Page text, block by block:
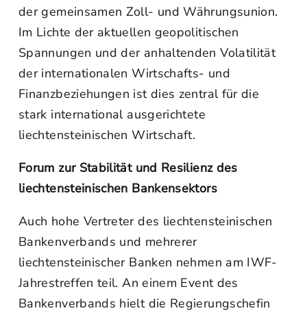
der gemeinsamen Zoll- und Währungsunion.
Im Lichte der aktuellen geopolitischen
Spannungen und der anhaltenden Volatilität
der internationalen Wirtschafts- und
Finanzbeziehungen ist dies zentral für die
stark international ausgerichtete
liechtensteinischen Wirtschaft.
Forum zur Stabilität und Resilienz des
liechtensteinischen Bankensektors
Auch hohe Vertreter des liechtensteinischen
Bankenverbands und mehrerer
liechtensteinischer Banken nehmen am IWF-
Jahrestreffen teil. An einem Event des
Bankenverbands hielt die Regierungschefin